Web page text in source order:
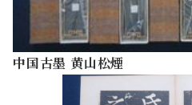
中国古墨 黄山松煙